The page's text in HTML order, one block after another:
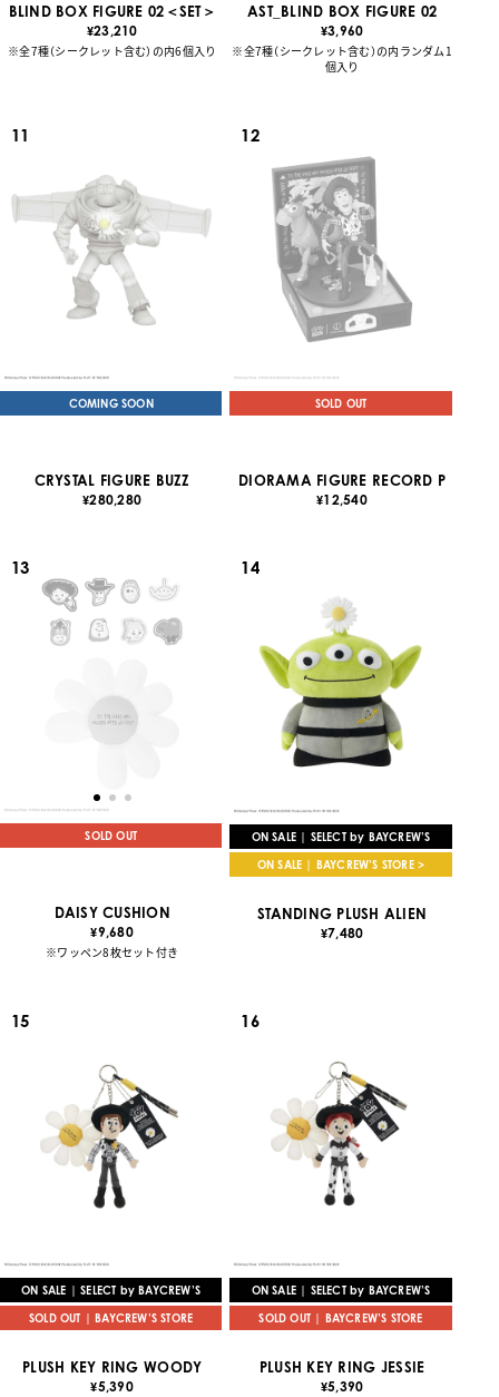
BLIND BOX FIGURE 02＜SET＞
¥23,210
※全7種（シークレット含む）の内6個入り
AST_BLIND BOX FIGURE 02
¥3,960
※全7種（シークレット含む）の内ランダム1
個入り
11
COMING SOON
CRYSTAL FIGURE BUZZ
¥280,280
12
SOLD OUT
DIORAMA FIGURE RECORD P
¥12,540
13
SOLD OUT
DAISY CUSHION
¥9,680
※ワッペン8枚セット付き
14
ON SALE | SELECT by BAYCREW’S
ON SALE | BAYCREW’S STORE >
STANDING PLUSH ALIEN
¥7,480
15
ON SALE | SELECT by BAYCREW’S
SOLD OUT | BAYCREW’S STORE
PLUSH KEY RING WOODY
¥5,390
16
ON SALE | SELECT by BAYCREW’S
SOLD OUT | BAYCREW’S STORE
PLUSH KEY RING JESSIE
¥5,390